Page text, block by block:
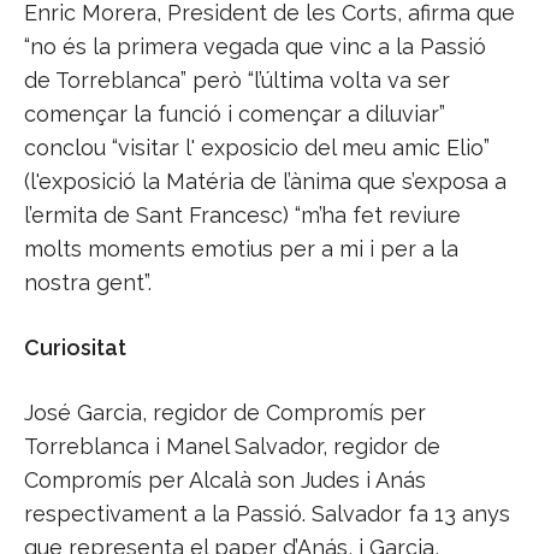
Enric Morera, President de les Corts, afirma que
“no és la primera vegada que vinc a la Passió
de Torreblanca” però “l’última volta va ser
començar la funció i començar a diluviar”
conclou “visitar l' exposicio del meu amic Elio”
(l'exposició la Matéria de l’ànima que s’exposa a
l’ermita de Sant Francesc) “m’ha fet reviure
molts moments emotius per a mi i per a la
nostra gent”.
Curiositat
José Garcia, regidor de Compromís per
Torreblanca i Manel Salvador, regidor de
Compromís per Alcalà son Judes i Anás
respectivament a la Passió. Salvador fa 13 anys
que representa el paper d’Anás, i Garcia,